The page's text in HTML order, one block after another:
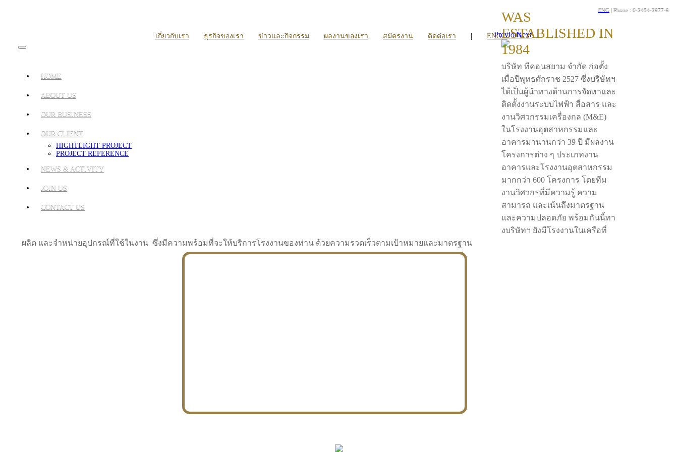
ENG | Phone : 0-2454-2977-9
เกี่ยวกับเรา ธุรกิจของเรา ข่าวและกิจกรรม ผลงานของเรา สมัครงาน ติดต่อเรา | ENG
HOME
ABOUT US
OUR BUSINESS
OUR CLIENT
HIGHTLIGHT PROJECT
PROJECT REFERENCE
NEWS & ACTIVITY
JOIN US
CONTACT US
PreviousNext
WAS
ESTABLISHED IN
1984
บริษัท ทีคอนสยาม จำกัด ก่อตั้ง
เมื่อปีพุทธศักราช 2527 ซึ่งบริษัทฯ
ได้เป็นผู้นำทางด้านการจัดหาและ
ติดตั้งงานระบบไฟฟ้า สื่อสาร และ
งานวิศวกรรมเครื่องกล (M&E)
ในโรงงานอุตสาหกรรมและ
อาคารมานานกว่า 39 ปี มีผลงาน
โครงการต่าง ๆ ประเภทงาน
อาคารและโรงงานอุตสาหกรรม
มากกว่า 600 โครงการ โดยทีม
งานวิศวกรที่มีความรู้ ความ
สามารถ และเน้นถึงมาตรฐาน
และความปลอดภัย พร้อมกันนี้ทา
งบริษัทฯ ยังมีโรงงานในเครือที่
ผลิต และจำหน่ายอุปกรณ์ที่ใช้ในงาน ซึ่งมีความพร้อมที่จะให้บริการโรงงานของท่าน ด้วยความรวดเร็วตามเป้าหมายและมาตรฐาน